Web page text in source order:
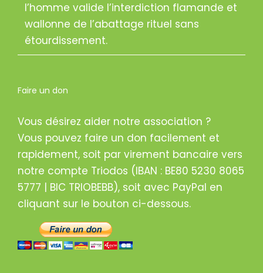
l’homme valide l’interdiction flamande et
wallonne de l’abattage rituel sans
étourdissement.
Faire un don
Vous désirez aider notre association ?
Vous pouvez faire un don facilement et
rapidement, soit par virement bancaire vers
notre compte Triodos (IBAN : BE80 5230 8065
5777 | BIC TRIOBEBB), soit avec PayPal en
cliquant sur le bouton ci-dessous.